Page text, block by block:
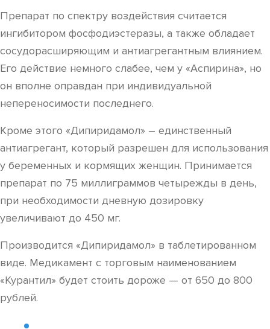
Препарат по спектру воздействия считается
ингибитором фосфодиэстеразы, а также обладает
сосудорасширяющим и антиагрегантным влиянием.
Его действие немного слабее, чем у «Аспирина», но
он вполне оправдан при индивидуальной
непереносимости последнего.
Кроме этого «Дипиридамол» – единственный
антиагрегант, который разрешен для использования
у беременных и кормящих женщин. Принимается
препарат по 75 миллиграммов четырежды в день,
при необходимости дневную дозировку
увеличивают до 450 мг.
Производится «Дипиридамол» в таблетированном
виде. Медикамент с торговым наименованием
«Курантил» будет стоить дороже — от 650 до 800
рублей.